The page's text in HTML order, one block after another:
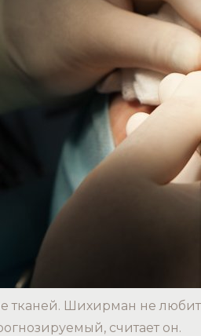
тканей. Шихирман не любит
считает он.